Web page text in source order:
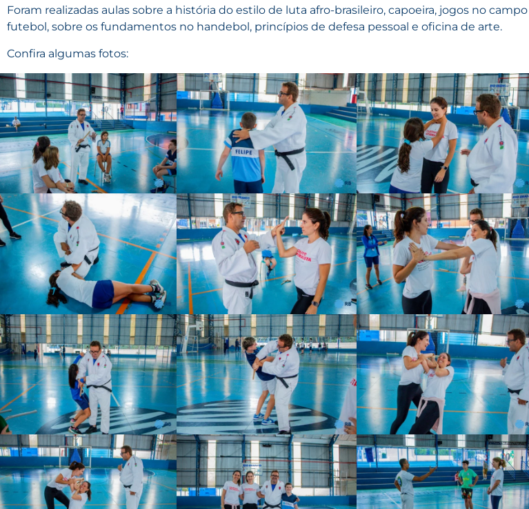
Foram realizadas aulas sobre a história do estilo de luta afro-brasileiro, capoeira, jogos no
futebol, sobre os fundamentos no handebol, princípios de defesa pessoal e oficina de arte.
Confira algumas fotos: